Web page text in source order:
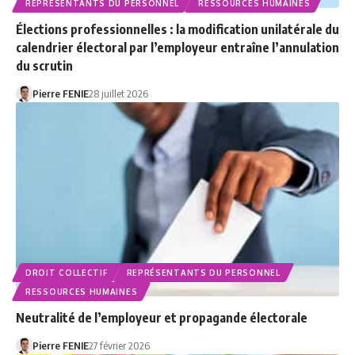
REPRÉSENTANTS DU PERSONNEL RESSOURCES HUMAINES
Élections professionnelles : la modification unilatérale du
calendrier électoral par l’employeur entraîne l’annulation
du scrutin
Pierre FENIE28 juillet 2026
DROIT COLLECTIF
REPRÉSENTANTS DU PERSONNEL
RESSOURCES HUMAINES
Neutralité de l’employeur et propagande électorale
Pierre FENIE27 février 2026